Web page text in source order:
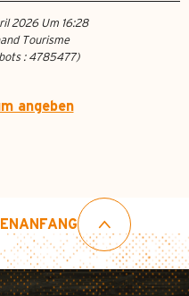
2026 Um 16:28
Tourisme
: 4785477)
angeben